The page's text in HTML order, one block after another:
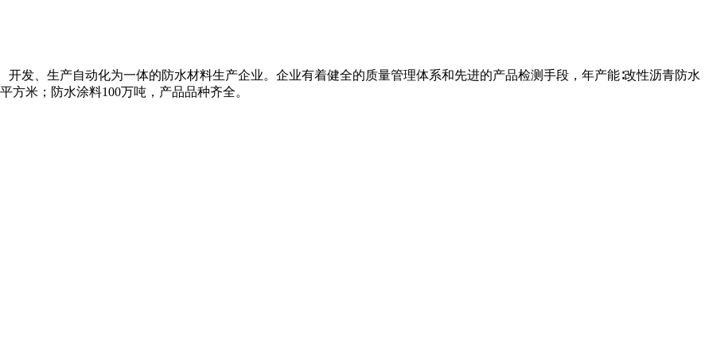
发、生产自动化为一体的防水材料生产企业。企业有着健全的质量管理体系和先进的产品检测手段，年产能∶改性沥青防水
方米；防水涂料100万吨，产品品种齐全。